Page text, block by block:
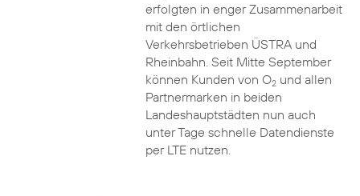
erfolgten in enger Zusammenarbeit
mit den örtlichen
Verkehrsbetrieben ÜSTRA und
Rheinbahn. Seit Mitte September
können Kunden von O2und allen
Partnermarken in beiden
Landeshauptstädten nun auch
unter Tage schnelle Datendienste
per LTE nutzen.